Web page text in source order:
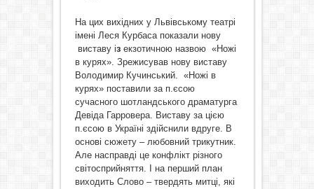
На цих вихідних у Львівському театрі
імені Леся Курбаса показали нову
виставу із екзотичною назвою «Ножі
в курях». Зрежисував нову виставу
Володимир Кучинський. «Ножі в
курях» поставили за п.єсою
сучасного шотландського драматурга
Девіда Гарровера. Виставу за цією
п.єсою в Україні здійснили вдруге. В
основі сюжету – любовний трикутник.
Але насправді це конфлікт різного
світосприйняття. І на перший план
виходить Cлово – твердять митці, які